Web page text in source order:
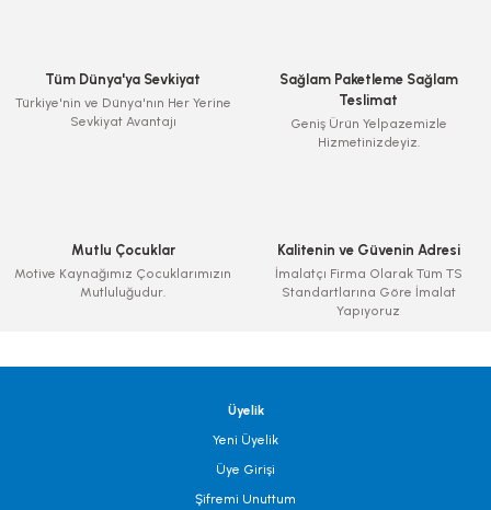
Tüm Dünya'ya Sevkiyat
Türkiye'nin ve Dünya'nın Her Yerine
Sevkiyat Avantajı
Sağlam Paketleme Sağlam
Teslimat
Geniş Ürün Yelpazemizle
Hizmetinizdeyiz.
Mutlu Çocuklar
Motive Kaynağımız Çocuklarımızın
Mutluluğudur.
Kalitenin ve Güvenin Adresi
İmalatçı Firma Olarak Tüm TS
Standartlarına Göre İmalat
Yapıyoruz
Üyelik
Yeni Üyelik
Üye Girişi
Şifremi Unuttum